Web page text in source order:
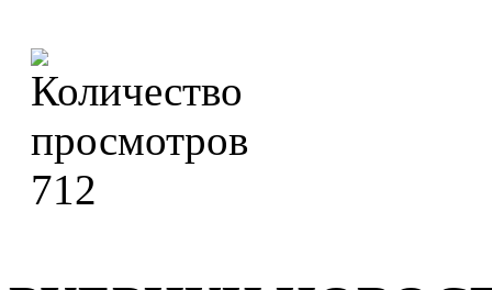
712